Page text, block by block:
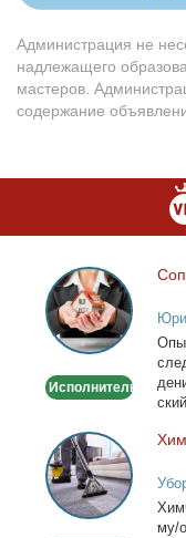
Администрация не
надлежащего
мастеров.
содержание
Сопровождение
сделок
с
недвижимостью
Исполнитель
Химчистка
ковров
на
дому/
му/